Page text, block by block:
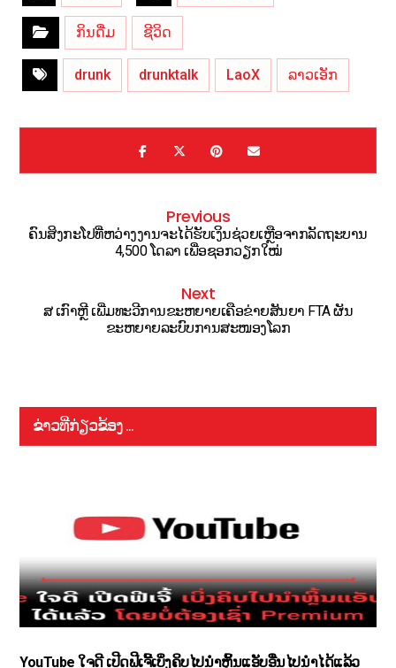
ກິນດື່ມ ຊີວິດ
drunk drunktalk LaoX ລາວເອັກ
Previous
ຄົນສິງກະໂປທີ່ຫວ່າງງານຈະໄດ້ຮັບເງິນຊ່ວຍເຫຼືອຈາກລັດຖະບານ
4,500 ໂດລາ ເພື່ອຊອກວຽກໃໝ່
Next
ສ ເກົາຫຼີ ເພີ່ມທະວີການຂະຫຍາຍເຄືອຂ່າຍສັນຍາ FTA ຜັນ
ຂະຫຍາຍລະບົບການສະໜອງໂລກ
ຂ່າວທີ່ກ່ຽວຂ້ອງ ...
YouTube ໃຈດີ ເປີດຟີເຈີ້ເບິ່ງຄິບໄປນຳຫຼິ້ນແອັບອື່ນໄປນຳໄດ້ແລ້ວ